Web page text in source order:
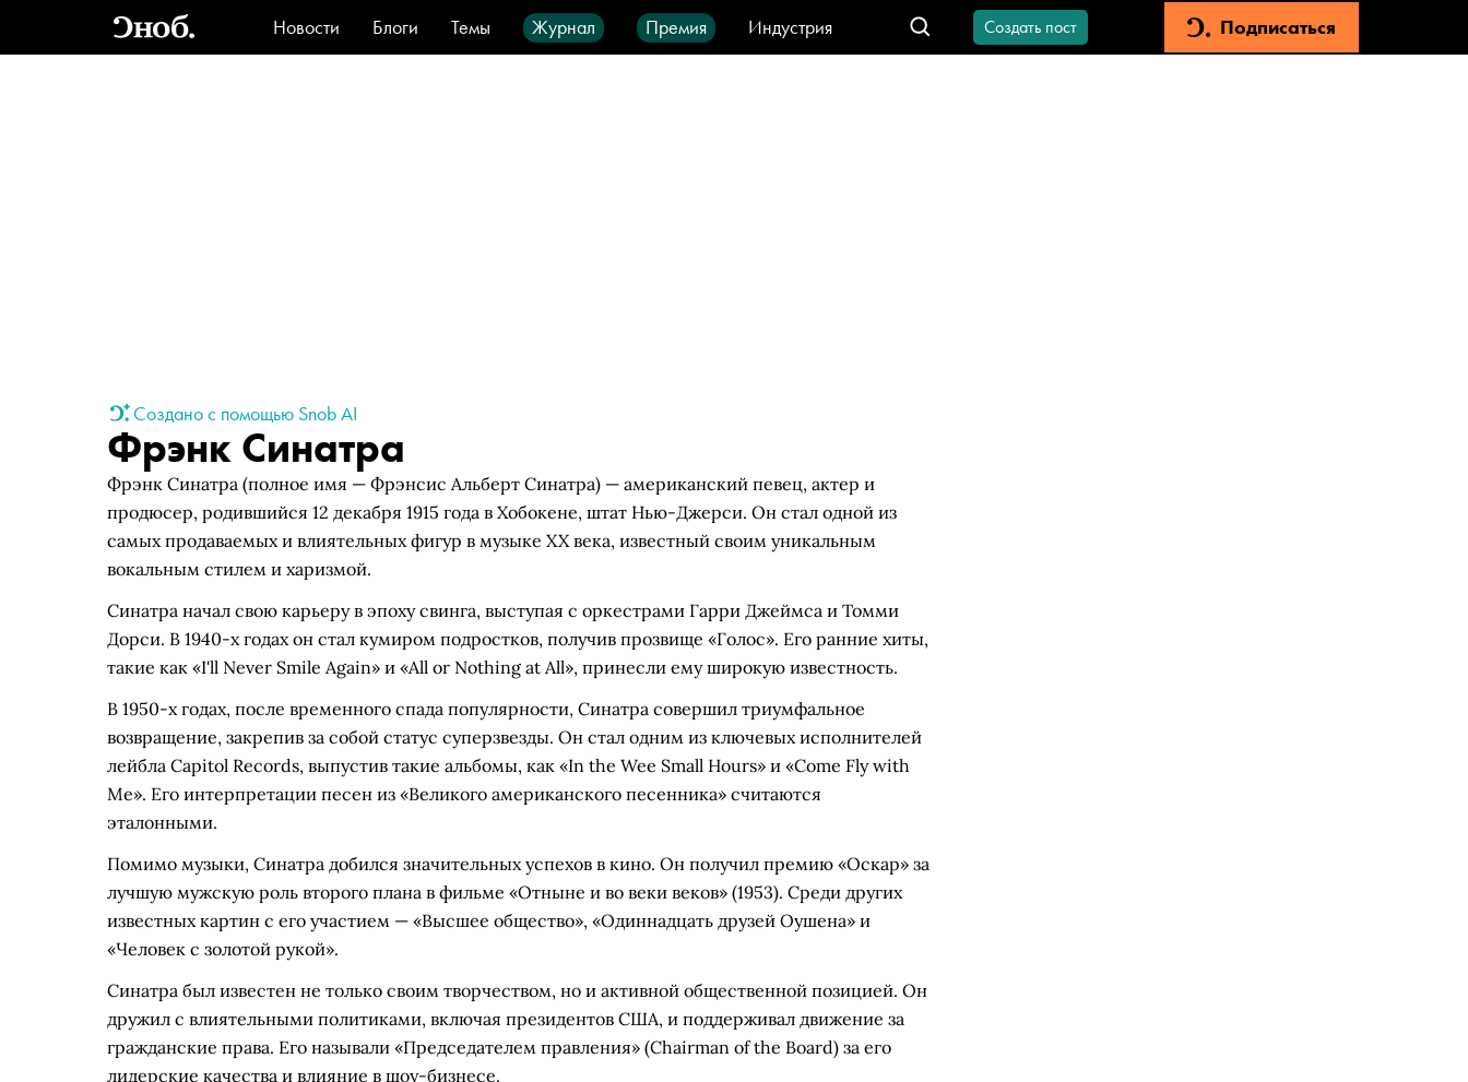
Новости Блоги Темы Журнал Премия
Индустрия
Стиль
Видео Город IT-продукты
Создать пост Подписаться
Создано с помощью Snob AI
Фрэнк Синатра
Фрэнк Синатра (полное имя — Фрэнсис Альберт Синатра) — американский певец, актер и
продюсер, родившийся 12 декабря 1915 года в Хобокене, штат Нью-Джерси. Он стал одной из
самых продаваемых и влиятельных фигур в музыке XX века, известный своим уникальным
вокальным стилем и харизмой.
Синатра начал свою карьеру в эпоху свинга, выступая с оркестрами Гарри Джеймса и Томми
Дорси. В 1940-х годах он стал кумиром подростков, получив прозвище «Голос». Его ранние хиты,
такие как «I'll Never Smile Again» и «All or Nothing at All», принесли ему широкую известность.
В 1950-х годах, после временного спада популярности, Синатра совершил триумфальное
возвращение, закрепив за собой статус суперзвезды. Он стал одним из ключевых исполнителей
лейбла Capitol Records, выпустив такие альбомы, как «In the Wee Small Hours» и «Come Fly with
Me». Его интерпретации песен из «Великого американского песенника» считаются
эталонными.
Помимо музыки, Синатра добился значительных успехов в кино. Он получил премию «Оскар» за
лучшую мужскую роль второго плана в фильме «Отныне и во веки веков» (1953). Среди других
известных картин с его участием — «Высшее общество», «Одиннадцать друзей Оушена» и
«Человек с золотой рукой».
Синатра был известен не только своим творчеством, но и активной общественной позицией. Он
дружил с влиятельными политиками, включая президентов США, и поддерживал движение за
гражданские права. Его называли «Председателем правления» (Chairman of the Board) за его
лидерские качества и влияние в шоу-бизнесе.